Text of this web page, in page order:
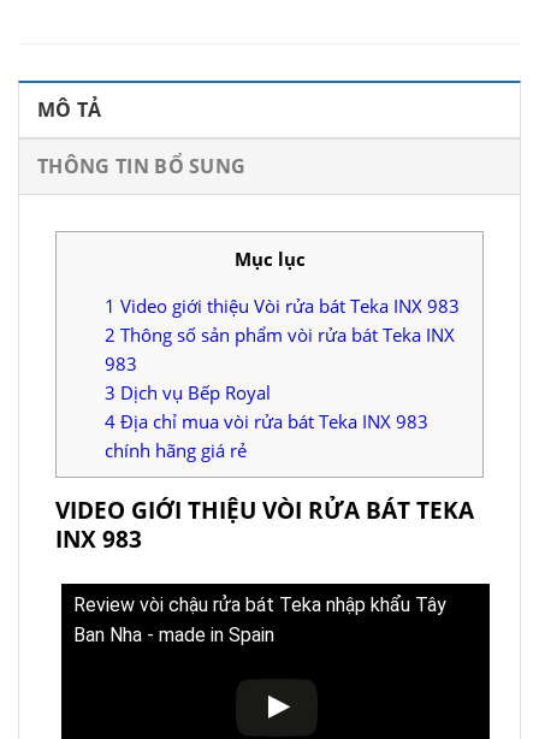
MÔ TẢ
THÔNG TIN BỔ SUNG
Mục lục
1 Video giới thiệu Vòi rửa bát Teka INX 983
2 Thông số sản phẩm vòi rửa bát Teka INX
983
3 Dịch vụ Bếp Royal
4 Địa chỉ mua vòi rửa bát Teka INX 983
chính hãng giá rẻ
VIDEO GIỚI THIỆU VÒI RỬA BÁT TEKA
INX 983
Review vòi chậu rửa bát Teka nhập khẩu Tây
Ban Nha - made in Spain